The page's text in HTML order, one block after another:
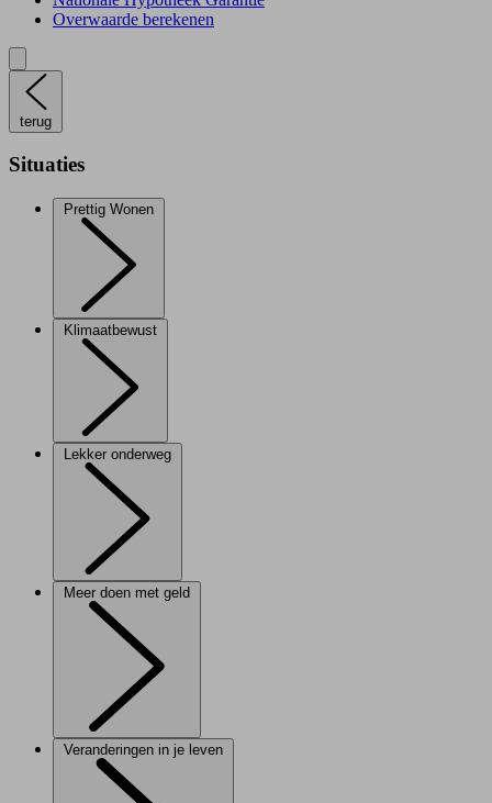
Overwaarde berekenen
terug
Situaties
Prettig Wonen
Klimaatbewust
Lekker onderweg
Meer doen met geld
Veranderingen in je leven